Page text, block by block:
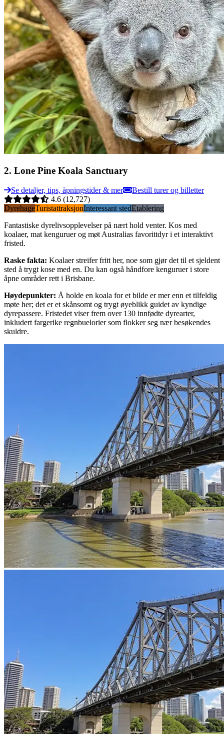
2. Lone Pine Koala Sanctuary
Se detaljer, tips, åpningstider & mer
Bestill turer og billetter
4.6 (12,727)
DyrehageTuristattraksjonInteressant stedEtablering
Fantastiske dyrelivsopplevelser på nært hold venter. Kos med
koalaer, mat kenguruer og møt Australias favorittdyr i et interaktivt
fristed.
Raske fakta: Koalaer streifer fritt her, noe som gjør det til et sjeldent
sted å trygt kose med en. Du kan også håndfore kenguruer i store
åpne områder rett i Brisbane.
Høydepunkter: Å holde en koala for et bilde er mer enn et tilfeldig
møte her; det er et skånsomt og trygt øyeblikk guidet av kyndige
dyrepassere. Fristedet viser frem over 130 innfødte dyrearter,
inkludert fargerike regnbuelorier som flokker seg nær besøkendes
skuldre.